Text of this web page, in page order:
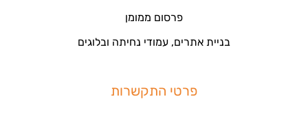
פרסום ממומן
בניית אתרים, עמודי נחיתה ובלוגים
פרטי התקשרות